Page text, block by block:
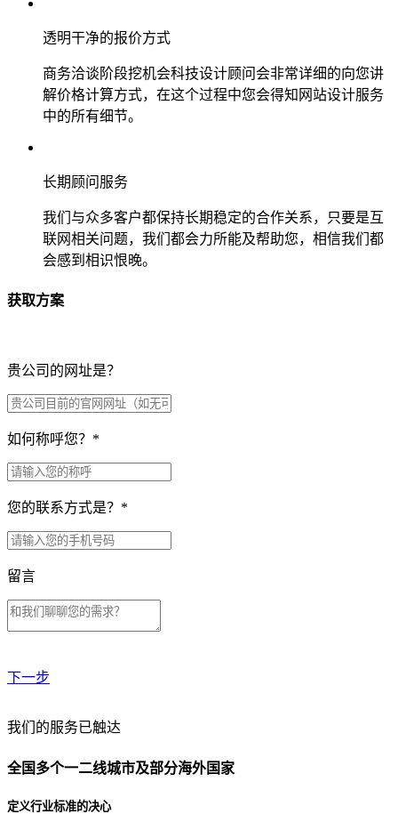
透明干净的报价方式
商务洽谈阶段挖机会科技设计顾问会非常详细的向您讲
解价格计算方式，在这个过程中您会得知网站设计服务
中的所有细节。
长期顾问服务
我们与众多客户都保持长期稳定的合作关系，只要是互
联网相关问题，我们都会力所能及帮助您，相信我们都
会感到相识恨晚。
获取方案
贵公司的网址是？
如何称呼您？ *
您的联系方式是？ *
留言
下一步
贵公司预算范围是？
贵公司的团队规模是？
我们的服务已触达
全国多个一二线城市及部分海外国家
定义行业标准的决心